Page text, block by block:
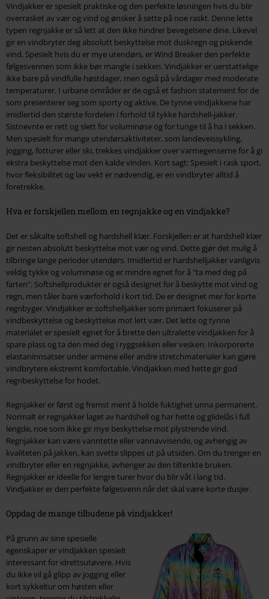
Vindjakker er spesielt praktiske og den perfekte løsningen hvis du blir
overrasket av vær og vind og ønsker å sette på noe raskt. Denne lette
typen regnjakke er så lett at den ikke hindrer bevegelsene dine. Likevel
gir en vindbryter deg absolutt beskyttelse mot duskregn og piskende
vind. Spesielt hvis du er mye utendørs, er Wind Breaker den perfekte
følgesvennen som ikke bør mangle i sekken. Vindjakker er uerstattelige
ikke bare på vindfulle høstdager, men også på vårdager med moderate
temperaturer. I urbane områder er de også et fashion statement for de
som presenterer seg som sporty og aktive. De tynne vindjakkene har
imidlertid den største fordelen i forhold til tykke hardshell-jakker.
Sistnevnte er rett og slett for voluminøse og for tunge til å ha i sekken.
Men spesielt for mange utendørsaktiviteter, som landeveissykling,
jogging, fotturer eller ski, trekkes vindjakker over varmegenserne for å gi
ekstra beskyttelse mot den kalde vinden. Kort sagt: Spesielt i rask sport,
hvor fleksibilitet og lav vekt er nødvendig, er en vindbryter alltid å
foretrekke.
Hva er forskjellen mellom en regnjakke og en vindjakke?
Det er såkalte softshell og hardshell klær. Forskjellen er at hardshell klær
gir nesten absolutt beskyttelse mot vær og vind. Dette gjør det mulig å
tilbringe lange perioder utendørs. Imidlertid er hardshelljakker vanligvis
veldig tykke og voluminøse og er mindre egnet for å "ta med deg på
farten". Softshellprodukter er også designet for å beskytte mot vind og
regn, men tåler bare værforhold i kort tid. De er designet mer for korte
regnbyger. Vindjakker er softshelljakker som primært fokuserer på
vindbeskyttelse og beskyttelse mot lett vær. Det lette og tynne
materialet er spesielt egnet for å brette den ultralette vindjakken for å
spare plass og ta den med deg i ryggsekken eller vesken. Inkorporerte
elastaninnsatser under armene eller andre stretchmaterialer kan gjøre
vindbrytere ekstremt komfortable. Vindjakken med hette gir god
regnbeskyttelse for hodet.
Regnjakker er først og fremst ment å holde fuktighet unna permanent.
Normalt er regnjakker laget av hardshell og har hette og glidelås i full
lengde, noe som ikke gir mye beskyttelse mot plystrende vind.
Regnjakker kan være vanntette eller vannavvisende, og avhengig av
kvaliteten på jakken, kan svette slippes ut på utsiden. Om du trenger en
vindbryter eller en regnjakke, avhenger av den tiltenkte bruken.
Regnjakker er ideelle for lengre turer hvor du blir våt i lang tid.
Vindjakker er den perfekte følgesvenn når det skal være korte dusjer.
Oppdag de mange tilbudene på vindjakker!
På grunn av sine spesielle
egenskaper er vindjakken spesielt
interessant for idrettsutøvere. Hvis
du ikke vil gå glipp av jogging eller
kort sykkeltur om høsten eller